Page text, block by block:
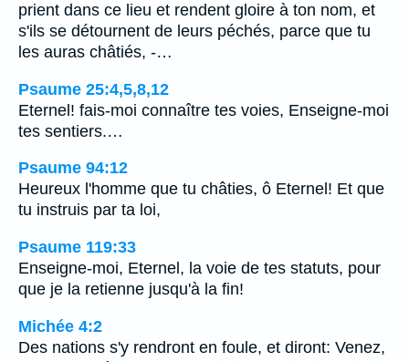
prient dans ce lieu et rendent gloire à ton nom, et
s'ils se détournent de leurs péchés, parce que tu
les auras châtiés, -…
Psaume 25:4,5,8,12
Eternel! fais-moi connaître tes voies, Enseigne-moi
tes sentiers.…
Psaume 94:12
Heureux l'homme que tu châties, ô Eternel! Et que
tu instruis par ta loi,
Psaume 119:33
Enseigne-moi, Eternel, la voie de tes statuts, pour
que je la retienne jusqu'à la fin!
Michée 4:2
Des nations s'y rendront en foule, et diront: Venez,